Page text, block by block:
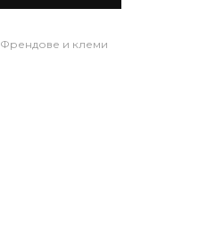
Френдове и клеми